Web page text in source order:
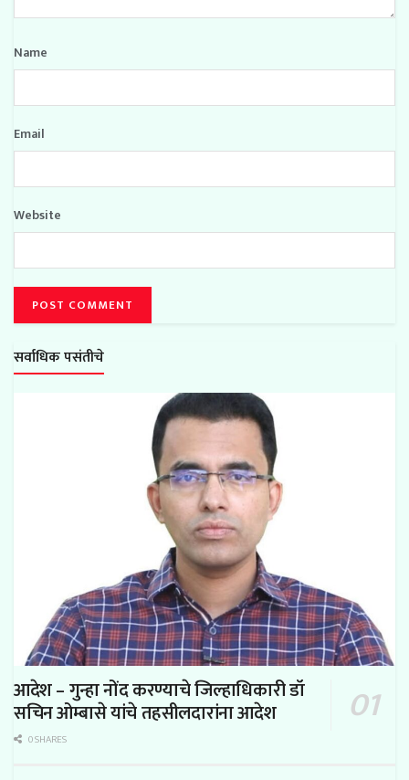
Name
Email
Website
सर्वाधिक पसंतीचे
आदेश – गुन्हा नोंद करण्याचे जिल्हाधिकारी डॉ
सचिन ओम्बासे यांचे तहसीलदारांना आदेश
0 SHARES